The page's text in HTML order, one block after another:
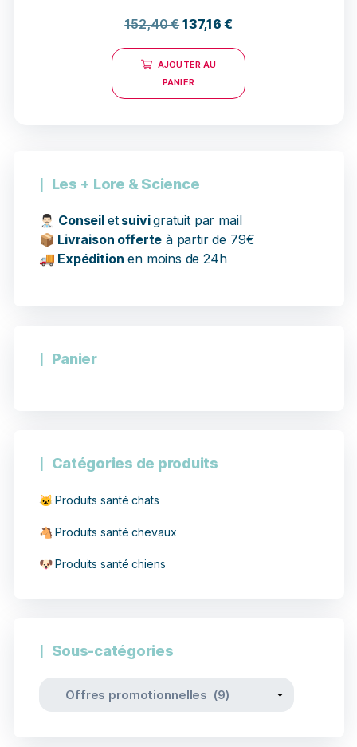
13 avis
152,40€137,16 €
AJOUTER AU
PANIER
Les + Lore & Science
👨🏻‍⚕️ Conseil etsuivigratuit par mail
📦 Livraison offerte à partir de 79€
🚚 Expédition en moins de 24h
Panier
Catégories de produits
🐱 Produits santé chats
🐴 Produits santé chevaux
🐶 Produits santé chiens
Sous-catégories